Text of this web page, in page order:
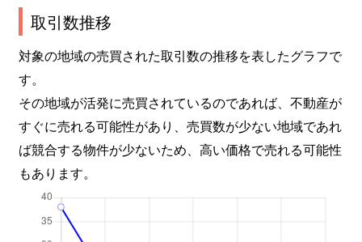
取引数推移
対象の地域の売買された取引数の推移を表したグラフで
す。
その地域が活発に売買されているのであれば、不動産が
すぐに売れる可能性があり、売買数が少ない地域であれ
ば競合する物件が少ないため、高い価格で売れる可能性
もあります。